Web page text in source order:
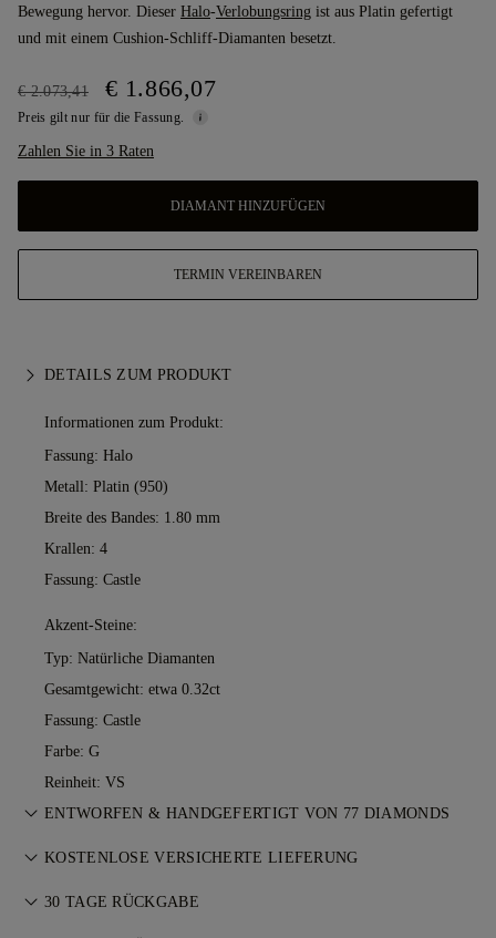
Bewegung hervor. Dieser Halo-Verlobungsring ist aus Platin gefertigt
und mit einem Cushion-Schliff-Diamanten besetzt.
€ 2.073,41 € 1.866,07
Preis gilt nur für die Fassung.
Zahlen Sie in 3 Raten
DIAMANT HINZUFÜGEN
TERMIN VEREINBAREN
DETAILS ZUM PRODUKT
Informationen zum Produkt:
Fassung: Halo
Metall: Platin (950)
Breite des Bandes: 1.80 mm
Krallen: 4
Fassung: Castle
Akzent-Steine:
Typ: Natürliche Diamanten
Gesamtgewicht: etwa 0.32ct
Fassung: Castle
Farbe: G
Reinheit: VS
ENTWORFEN & HANDGEFERTIGT VON 77 DIAMONDS
Feinschliff der Schmuckkunst — Stück für Stück. Erleben Sie
Diamonds.
KOSTENLOSE VERSICHERTE LIEFERUNG
Der Versand ist kostenlos, ganz gleich, wo Sie wohnen. Wir
30 TAGE RÜCKGABE